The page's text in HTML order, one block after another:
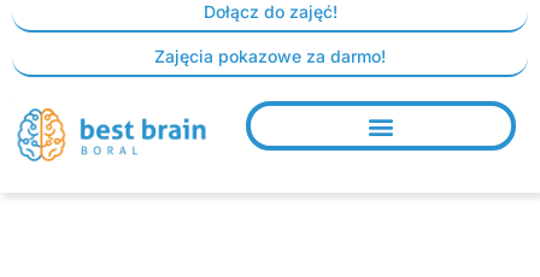
Skip
content
Dołącz do zajęć!
Zajęcia pokazowe za darmo!